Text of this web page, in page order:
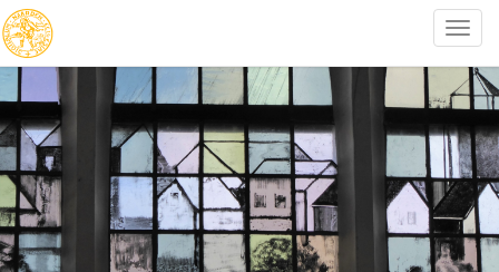
Toggle